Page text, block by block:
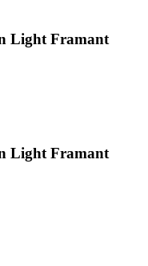
Light Framant
Light Framant